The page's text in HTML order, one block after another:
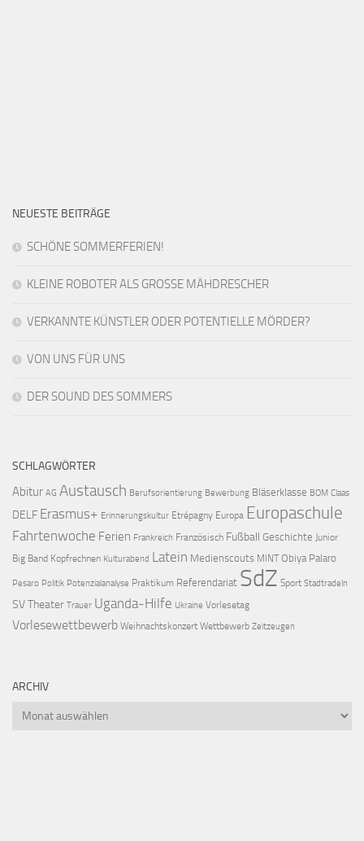
NEUESTE BEITRÄGE
SCHÖNE SOMMERFERIEN!
KLEINE ROBOTER ALS GROSSE MÄHDRESCHER
VERKANNTE KÜNSTLER ODER POTENTIELLE MÖRDER?
VON UNS FÜR UNS
DER SOUND DES SOMMERS
SCHLAGWÖRTER
Abitur AG Austausch Berufsorientierung Bewerbung Bläserklasse BOM Claas
DELF Erasmus+ Erinnerungskultur Etrépagny Europa Europaschule
Fahrtenwoche Ferien Frankreich Französisch Fußball Geschichte Junior
Big Band Kopfrechnen Kulturabend Latein Medienscouts MINT Obiya Palaro
Pesaro Politik Potenzialanalyse Praktikum Referendariat SdZ Sport Stadtradeln
SVTheater Trauer Uganda-Hilfe Ukraine Vorlesetag
Vorlesewettbewerb Weihnachtskonzert Wettbewerb Zeitzeugen
ARCHIV